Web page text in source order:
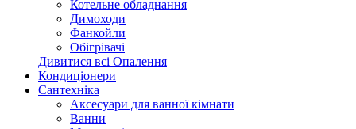
Котельне обладнання
Димоходи
Фанкойли
Обігрівачі
Дивитися всі Опалення
Кондиціонери
Сантехніка
Аксесуари для ванної кімнати
Ванни